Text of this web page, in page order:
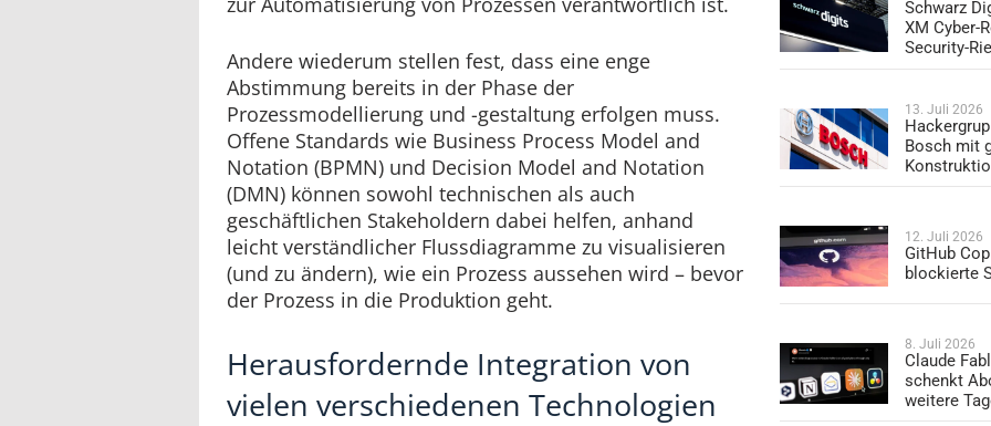
Andere wiederum stellen fest, dass eine enge
Abstimmung bereits in der Phase der
Prozessmodellierung und -gestaltung erfolgen muss.
Offene Standards wie Business Process Model and
Notation (BPMN) und Decision Model and Notation
(DMN) können sowohl technischen als auch
geschäftlichen Stakeholdern dabei helfen, anhand
leicht verständlicher Flussdiagramme zu visualisieren
(und zu ändern), wie ein Prozess aussehen wird – bevor
der Prozess in die Produktion geht.
Herausfordernde Integration von
vielen verschiedenen Technologien
Schwarz
XM Cyber-
Security-
13. Juli 2026
Bosch mit
12. Juli 2026
GitHub
blockierte
8. Juli 2026
Claude
schenkt
weitere